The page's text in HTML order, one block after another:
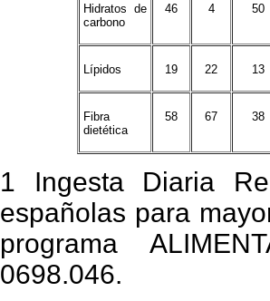
Hidratos de
carbono
46 4 50
Lípidos 19 22 13
Fibra
dietética
58 67 38
1 Ingesta Diaria
españolas para
programa
0698.046.